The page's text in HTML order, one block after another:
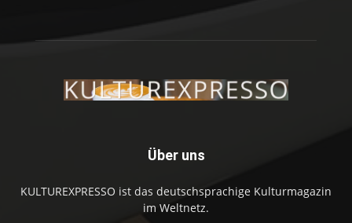
Über uns
KULTUREXPRESSO ist das deutschsprachige Kulturmagazin
im Weltnetz.